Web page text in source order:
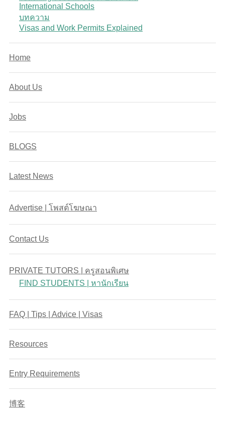
International Schools
บทความ
Visas and Work Permits Explained
Home
About Us
Jobs
BLOGS
Latest News
Advertise | โพสต์โฆษณา
Contact Us
PRIVATE TUTORS | ครูสอนพิเศษ
FIND STUDENTS | หานักเรียน
FAQ | Tips | Advice | Visas
Resources
Entry Requirements
博客